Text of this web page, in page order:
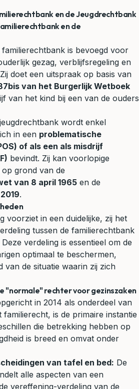
en de Jeugdrechtbank
en de
familierechtbank is bevoegd voor
gezag, verblijfsregeling en
doet een uitspraak op basis van
van het Burgerlijk Wetboek
van het kind bij een van de ouders
wordt enkel
in een problematische
of als een als misdrijf
bevindt. Zij kan voorlopige
grond van de
van 8 april 1965 en de
.
voorziet in een duidelijke, zij het
tussen de familierechtbank
verdeling is essentieel om de
optimaal te beschermen,
van de situatie waarin zij zich
"normale" rechter voor gezinszaken
in 2014 als onderdeel van
familierecht, is de primaire instantie
die betrekking hebben op
is breed en omvat onder
van tafel en bed: De
alle aspecten van een
vereffening-verdeling van de